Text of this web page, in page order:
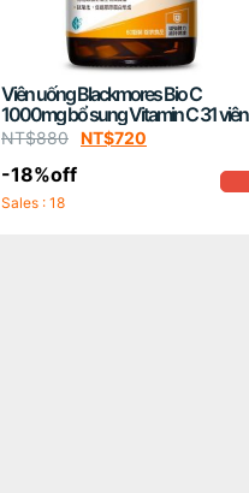
Viên uống Blackmores Bio C
1000mg bổ sung Vitamin C 31 viên
NT$880 NT$720
-18%off
Sales : 18